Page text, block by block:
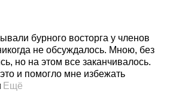
бурного восторга у членов
не обсуждалось. Мною, без
но на этом все заканчивалось.
и помогло мне избежать
Ещё